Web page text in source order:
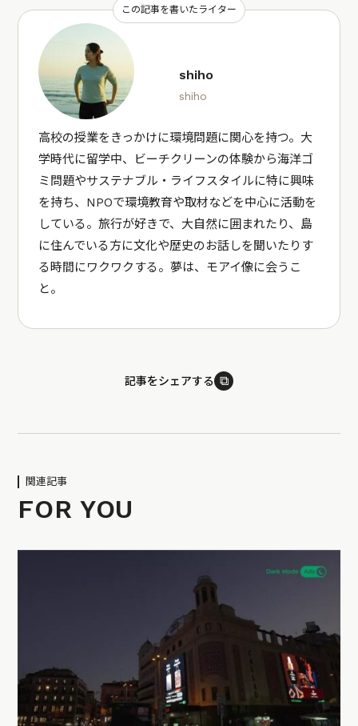
この記事を書いたライター
shiho
shiho
高校の授業をきっかけに環境問題に関心を持つ。大
学時代に留学中、ビーチクリーンの体験から海洋ゴ
ミ問題やサステナブル・ライフスタイルに特に興味
を持ち、NPOで環境教育や取材などを中心に活動を
している。旅行が好きで、大自然に囲まれたり、島
に住んでいる方に文化や歴史のお話しを聞いたりす
る時間にワクワクする。夢は、モアイ像に会うこ
と。
記事をシェアする ⧉
関連記事
FOR YOU